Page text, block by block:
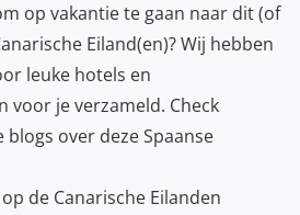
op vakantie te gaan naar dit (of
Eiland(en)? Wij hebben
leuke hotels en
voor je verzameld. Check
over deze Spaanse
de Canarische Eilanden